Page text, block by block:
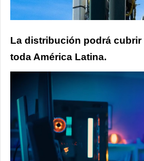
La distribución podrá cubrir
toda América Latina.